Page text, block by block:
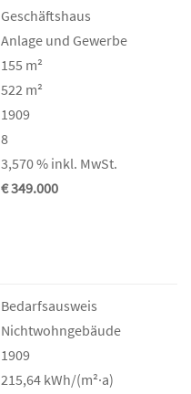
Geschäftshaus
Anlage und Gewerbe
155 m²
522 m²
1909
8
3,570 % inkl. MwSt.
€ 349.000
Bedarfs­ausweis
Nichtwohngebäude
1909
215,64 kWh/(m²·a)